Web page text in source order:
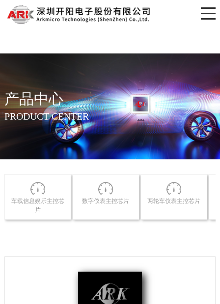
开元网页版
产品中心
PRODUCT CENTER
车载信息娱乐主控芯
片
数字仪表主控芯片 两轮车仪表主控芯片